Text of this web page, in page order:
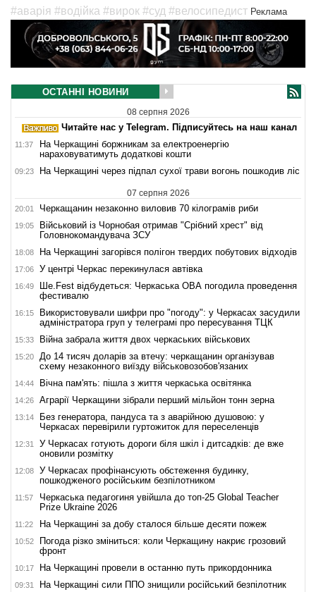
#аварія #водійка #вирок #суд #велосипедист Реклама
ОСТАННІ НОВИНИ
08 серпня 2026
Читайте нас у Telegram. Підписуйтесь на наш канал
11:37
На Черкащині боржникам за електроенергію
нараховуватимуть додаткові кошти
09:23 На Черкащині через підпал сухої трави вогонь пошкодив ліс
07 серпня 2026
20:01 Черкащанин незаконно виловив 70 кілограмів риби
19:05
Військовий із Чорнобая отримав "Срібний хрест" від
Головнокомандувача ЗСУ
18:08 На Черкащині загорівся полігон твердих побутових відходів
17:06 У центрі Черкас перекинулася автівка
16:49
Ше.Fest відбудеться: Черкаська ОВА погодила проведення
фестивалю
16:15
Використовували шифри про "погоду": у Черкасах засудили
адміністратора груп у телеграмі про пересування ТЦК
15:33 Війна забрала життя двох черкаських військових
15:20
До 14 тисяч доларів за втечу: черкащанин організував
схему незаконного виїзду військовозобов'язаних
14:44 Вічна пам'ять: пішла з життя черкаська освітянка
14:26 Аграрії Черкащини зібрали перший мільйон тонн зерна
13:14
Без генератора, пандуса та з аварійною душовою: у
Черкасах перевірили гуртожиток для переселенців
12:31
У Черкасах готують дороги біля шкіл і дитсадків: де вже
оновили розмітку
12:08
У Черкасах профінансують обстеження будинку,
пошкодженого російським безпілотником
11:57
Черкаська педагогиня увійшла до топ-25 Global Teacher
Prize Ukraine 2026
11:22 На Черкащині за добу сталося більше десяти пожеж
10:52
Погода різко зміниться: коли Черкащину накриє грозовий
фронт
10:17 На Черкащині провели в останню путь прикордонника
09:31 На Черкащині сили ППО знищили російський безпілотник